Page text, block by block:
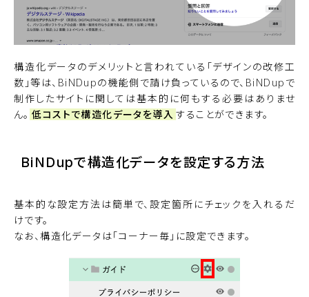
構造化データのデメリットと言われている「デザインの改修工
数」等は、BiNDupの機能側で請け負っているので、BiNDupで
制作したサイトに関しては基本的に何もする必要はありませ
ん。 低コストで構造化データを導入 することができます。
BiNDupで構造化データを設定する方法
基本的な設定方法は簡単で、設定箇所にチェックを入れるだ
けです。
なお、構造化データは「コーナー毎」に設定できます。